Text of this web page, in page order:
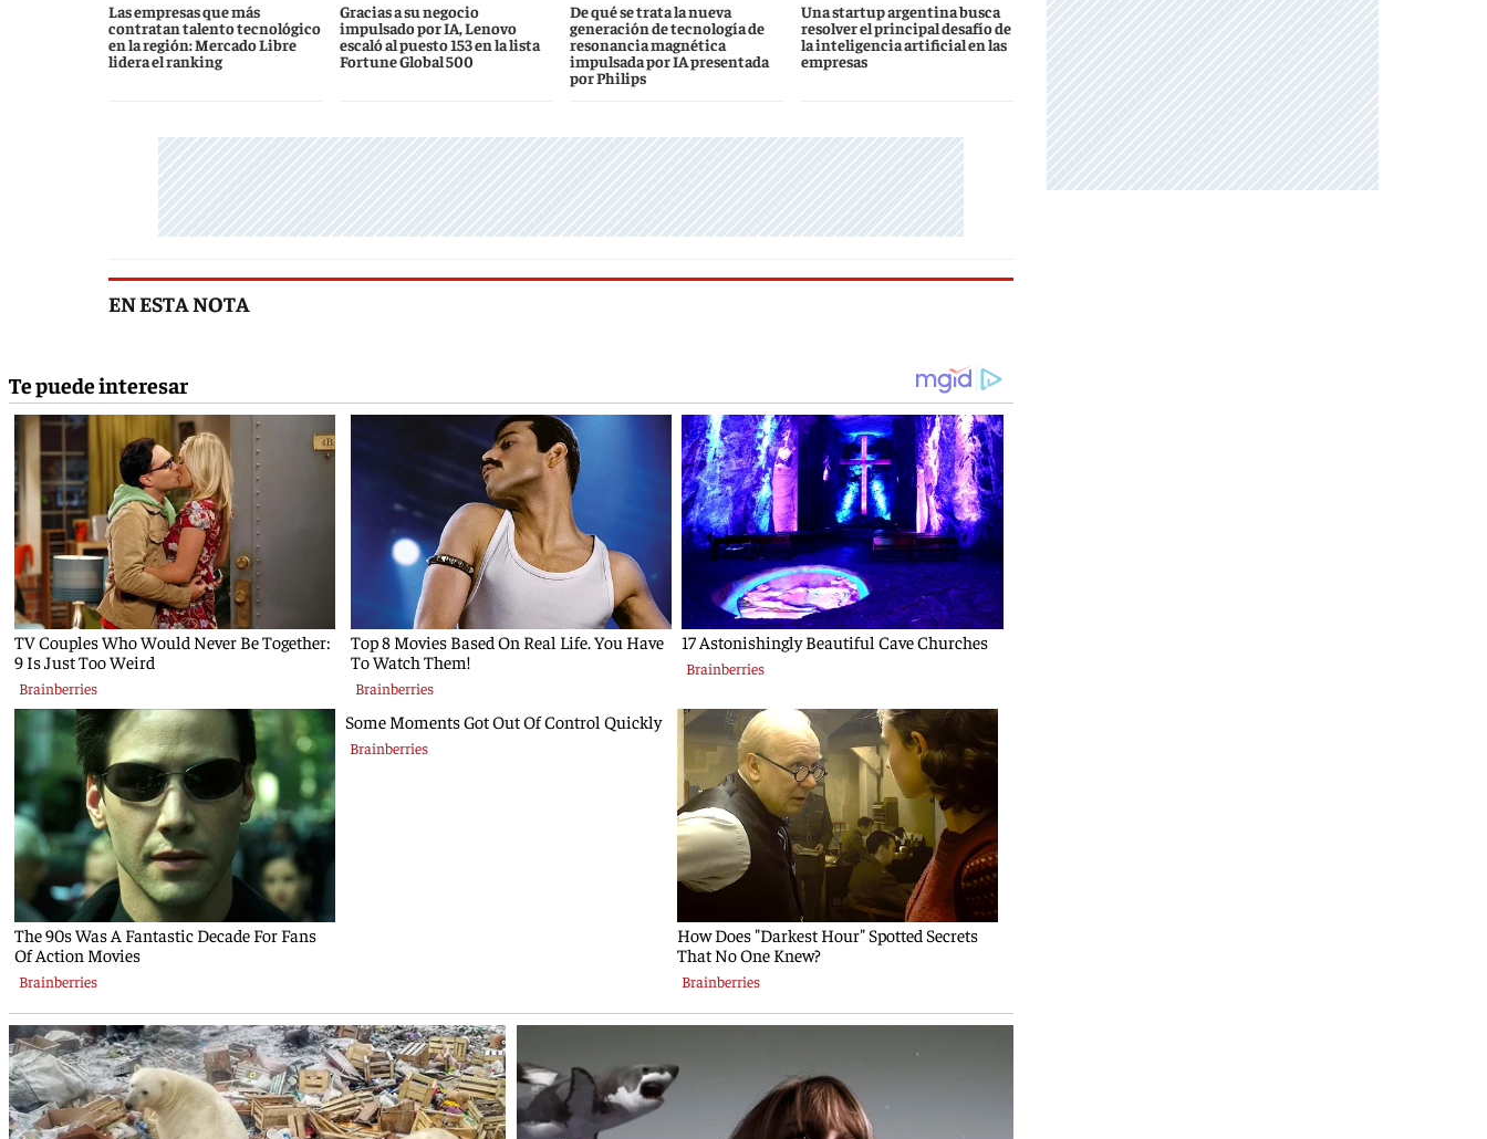
Las empresas que más
contratan talento tecnológico
en la región: Mercado Libre
lidera el ranking
Gracias a su negocio
impulsado por IA, Lenovo
escaló al puesto 153 en la lista
Fortune Global 500
De qué se trata la nueva
generación de tecnología de
resonancia magnética
impulsada por IA presentada
por Philips
Una startup argentina busca
resolver el principal desafío de
la inteligencia artificial en las
empresas
EN ESTA NOTA